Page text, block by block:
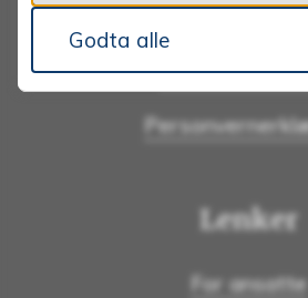
Ole Petter
Lenker
For ansatte
Godta alle